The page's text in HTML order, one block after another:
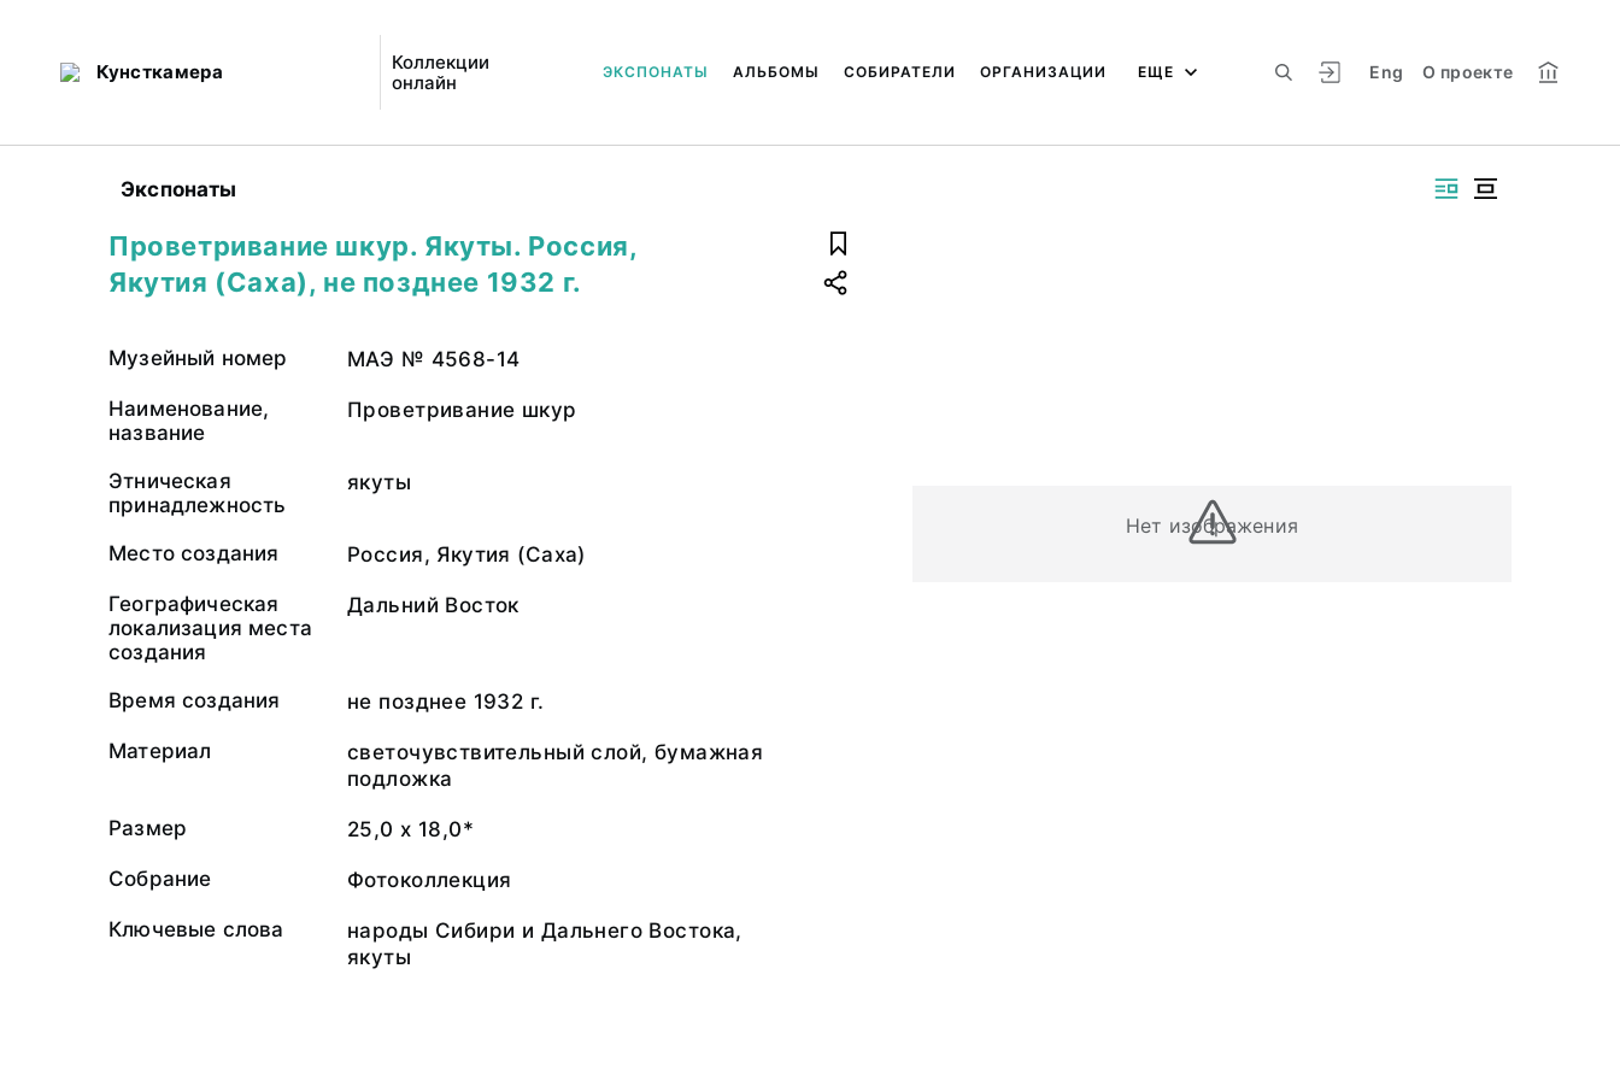
Кунсткамера
Коллекции
онлайн
Eng О проекте
ЭКСПОНАТЫ АЛЬБОМЫ СОБИРАТЕЛИ ОРГАНИЗАЦИИ ЕЩЕ
Экспонаты
Нет изображения
Проветривание шкур. Якуты. Россия,
Якутия (Саха), не позднее 1932 г.
Музейный номер МАЭ № 4568-14
Наименование,
название
Проветривание шкур
Этническая
принадлежность
якуты
Место создания Россия, Якутия (Саха)
Географическая
локализация места
создания
Дальний Восток
Время создания не позднее 1932 г.
Материал
светочувствительный слой, бумажная
подложка
Размер 25,0 х 18,0*
Собрание Фотоколлекция
Ключевые слова
народы Сибири и Дальнего Востока,
якуты